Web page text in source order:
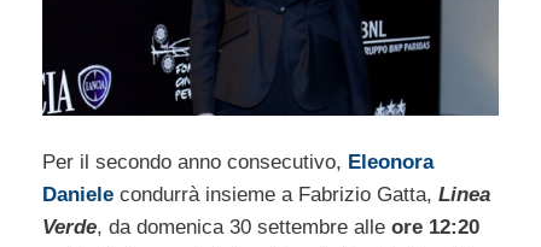
Per il secondo anno consecutivo, Eleonora
Daniele condurrà insieme a Fabrizio Gatta, Linea
Verde, da domenica 30 settembre alle ore 12:20